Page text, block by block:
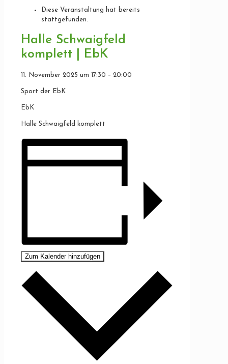
Diese Veranstaltung hat bereits
stattgefunden.
Halle Schwaigfeld
komplett | EbK
11. November 2025 um 17:30 – 20:00
Sport der EbK
EbK
Halle Schwaigfeld komplett
Zum Kalender hinzufügen